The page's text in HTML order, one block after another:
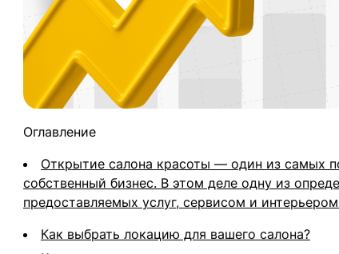
Оглавление
Открытие салона красоты — один из самых
собственный бизнес. В этом деле одну из
предоставляемых услуг, сервисом и
Как выбрать локацию для вашего салона?